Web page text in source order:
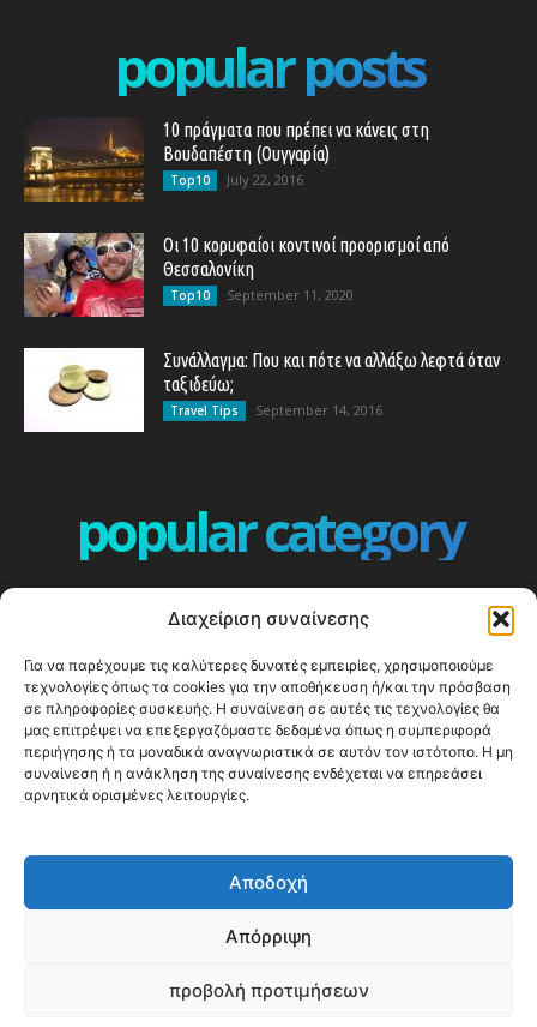
Διαχείριση συναίνεσης
Για να παρέχουμε τις καλύτερες δυνατές εμπειρίες, χρησιμοποιούμε
τεχνολογίες όπως τα cookies για την αποθήκευση ή/και την πρόσβαση
σε πληροφορίες συσκευής. Η συναίνεση σε αυτές τις τεχνολογίες θα
μας επιτρέψει να επεξεργαζόμαστε δεδομένα όπως η συμπεριφορά
περιήγησης ή τα μοναδικά αναγνωριστικά σε αυτόν τον ιστότοπο. Η μη
συναίνεση ή η ανάκληση της συναίνεσης ενδέχεται να επηρεάσει
αρνητικά ορισμένες λειτουργίες.
Αποδοχή
Απόρριψη
προβολή προτιμήσεων
popular posts
10 πράγματα που πρέπει να κάνεις στη
Βουδαπέστη (Ουγγαρία)
Top10 July 22, 2016
Οι 10 κορυφαίοι κοντινοί προορισμοί από
Θεσσαλονίκη
Top10 September 11, 2020
Συνάλλαγμα: Που και πότε να αλλάξω λεφτά όταν
ταξιδεύω;
Travel Tips September 14, 2016
popular category
360
ΕΥΡΩΠΗ
332
ΚΟΣΜΟΣ - WORLD
328
Top10
303
Cool spots
ΝΗΣΙΑ
246
© Happy Traveller 2014-2025